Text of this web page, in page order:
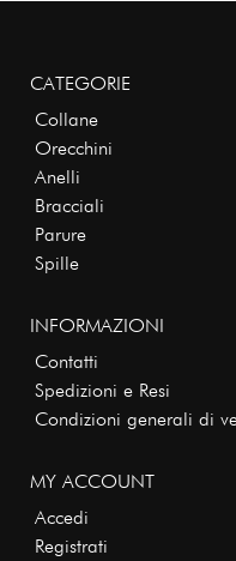
CATEGORIE
Collane
Orecchini
Anelli
Bracciali
Parure
Spille
INFORMAZIONI
Contatti
Spedizioni e Resi
Condizioni generali di
MY ACCOUNT
Accedi
Registrati